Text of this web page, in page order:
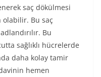
saç dökülmesi
olabilir. Bu saç
Bu
sağlıklı hücrelerde
daha kolay tamir
hemen